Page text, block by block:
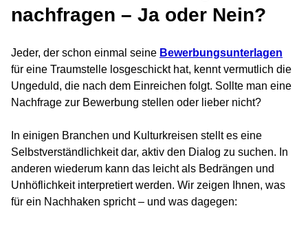
nachfragen – Ja oder Nein?
Jeder, der schon einmal seine Bewerbungsunterlagen
für eine Traumstelle losgeschickt hat, kennt vermutlich die
Ungeduld, die nach dem Einreichen folgt. Sollte man eine
Nachfrage zur Bewerbung stellen oder lieber nicht?
In einigen Branchen und Kulturkreisen stellt es eine
Selbstverständlichkeit dar, aktiv den Dialog zu suchen. In
anderen wiederum kann das leicht als Bedrängen und
Unhöflichkeit interpretiert werden. Wir zeigen Ihnen, was
für ein Nachhaken spricht – und was dagegen: